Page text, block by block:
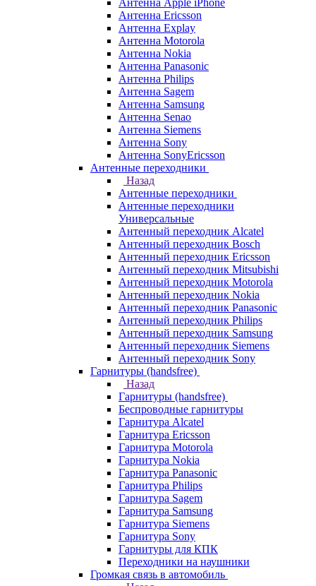
Антенна Apple iPhone
Антенна Ericsson
Антенна Explay
Антенна Motorola
Антенна Nokia
Антенна Panasonic
Антенна Philips
Антенна Sagem
Антенна Samsung
Антенна Senao
Антенна Siemens
Антенна Sony
Антенна SonyEricsson
Антенные переходники
Назад
Антенные переходники
Антенные переходники
Универсальные
Антенный переходник Alcatel
Антенный переходник Bosch
Антенный переходник Ericsson
Антенный переходник Mitsubishi
Антенный переходник Motorola
Антенный переходник Nokia
Антенный переходник Panasonic
Антенный переходник Philips
Антенный переходник Samsung
Антенный переходник Siemens
Антенный переходник Sony
Гарнитуры (handsfree)
Назад
Гарнитуры (handsfree)
Беспроводные гарнитуры
Гарнитура Alcatel
Гарнитура Ericsson
Гарнитура Motorola
Гарнитура Nokia
Гарнитура Panasonic
Гарнитура Philips
Гарнитура Sagem
Гарнитура Samsung
Гарнитура Siemens
Гарнитура Sony
Гарнитуры для КПК
Переходники на наушники
Громкая связь в автомобиль